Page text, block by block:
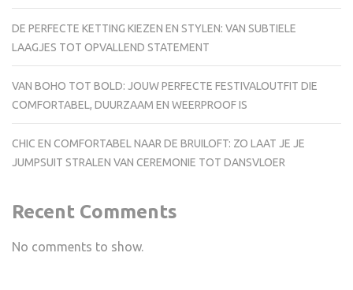
DE PERFECTE KETTING KIEZEN EN STYLEN: VAN SUBTIELE
LAAGJES TOT OPVALLEND STATEMENT
VAN BOHO TOT BOLD: JOUW PERFECTE FESTIVALOUTFIT DIE
COMFORTABEL, DUURZAAM EN WEERPROOF IS
CHIC EN COMFORTABEL NAAR DE BRUILOFT: ZO LAAT JE JE
JUMPSUIT STRALEN VAN CEREMONIE TOT DANSVLOER
Recent Comments
No comments to show.